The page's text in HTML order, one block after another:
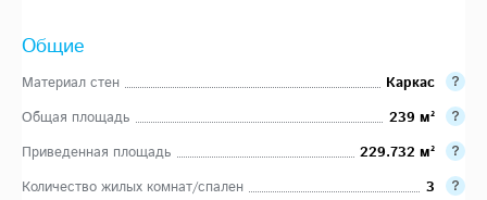
Общие
Материал стен
Каркас
Общая площадь
239 м²
Приведенная площадь
229.732 м²
Количество жилых комнат/спален
3